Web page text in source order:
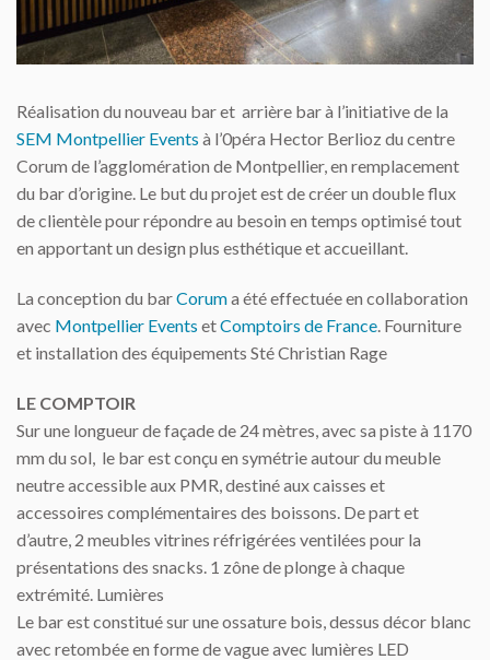
Réalisation du nouveau bar et arrière bar à l’initiative de la
SEM Montpellier Events à l’0péra Hector Berlioz du centre
Corum de l’agglomération de Montpellier, en remplacement
du bar d’origine. Le but du projet est de créer un double flux
de clientèle pour répondre au besoin en temps optimisé tout
en apportant un design plus esthétique et accueillant.
La conception du barCoruma été effectuée en collaboration
avec Montpellier Events etComptoirs de France. Fourniture
et installation des équipements Sté Christian Rage
LE COMPTOIR
Sur une longueur de façade de 24 mètres, avec sa piste à 1170
mm du sol, le bar est conçu en symétrie autour du meuble
neutre accessible aux PMR, destiné aux caisses et
accessoires complémentaires des boissons. De part et
d’autre, 2 meubles vitrines réfrigérées ventilées pour la
présentations des snacks. 1 zône de plonge à chaque
extrémité. Lumières
Le bar est constitué sur une ossature bois, dessus décor blanc
avec retombée en forme de vague avec lumières LED